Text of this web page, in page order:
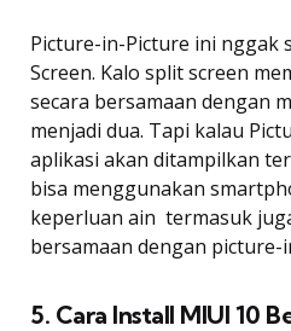
Picture-in-Picture ini nggak
Screen. Kalo split screen
secara bersamaan dengan
menjadi dua. Tapi kalau
aplikasi akan ditampilkan
bisa menggunakan
keperluan ain  termasuk
bersamaan dengan picture-
5. Cara Install MIUI 10